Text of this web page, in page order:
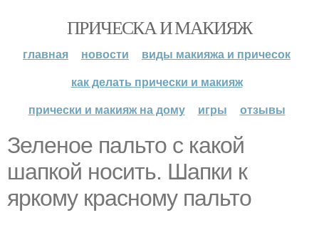
ПРИЧЕСКА И МАКИЯЖ
главная новости
виды макияжа и причесок
как делать прически и макияж
прически и макияж на дому
игры отзывы
Зеленое пальто с какой
шапкой носить. Шапки к
яркому красному пальто